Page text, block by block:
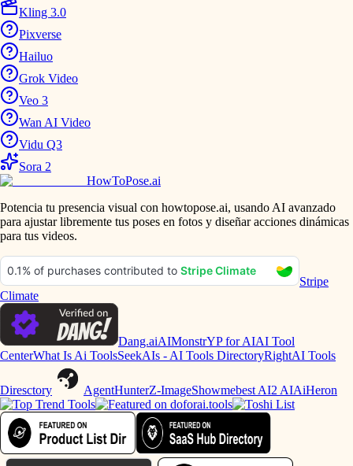
Kling 3.0
Pixverse
Hailuo
Grok Video
Veo 3
Wan AI Video
Vidu Q3
Sora 2
HowToPose.ai
Potencia tu presencia visual con howtopose.ai, usando AI avanzado
para ajustar libremente tus poses en fotos y diseñar acciones dinámicas
para tus videos.
Stripe
Climate
Dang.aiAIMonstrYP for AIAI Tool
CenterWhat Is Ai ToolsSeekAIs - AI Tools DirectoryRightAI Tools
Diresctory AgentHunterZ-ImageShowmebest AI2 AIAiHeron